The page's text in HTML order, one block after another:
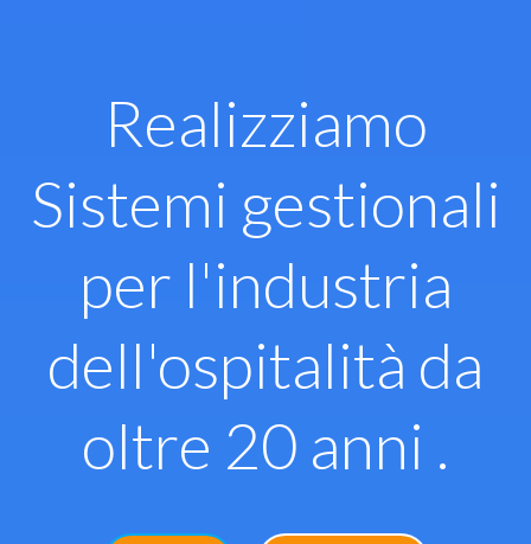
Realizziamo
Sistemi gestionali
per l'industria
dell'ospitalità da
oltre 20 anni .